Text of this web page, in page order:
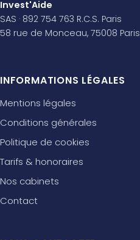
Invest'Aide
SAS · 892 754 763 R.C.S. Paris
58 rue de Monceau, 75008 Paris
INFORMATIONS LÉGALES
Mentions légales
Conditions générales
Politique de cookies
Tarifs & honoraires
Nos cabinets
Contact